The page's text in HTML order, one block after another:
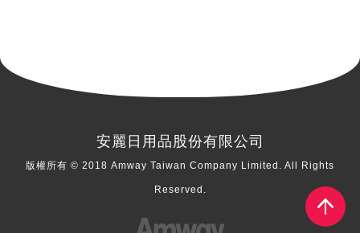
安麗日用品股份有限公司
版權所有 © 2018 Amway Taiwan Company Limited. All Rights
Reserved.